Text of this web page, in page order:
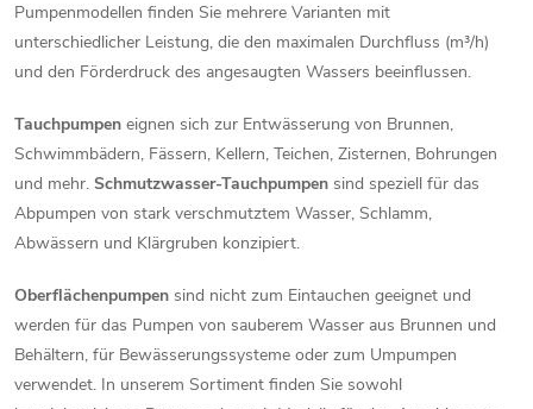
Pumpenmodellen finden Sie mehrere Varianten mit
unterschiedlicher Leistung, die den maximalen Durchfluss (m³/h)
und den Förderdruck des angesaugten Wassers beeinflussen.
Tauchpumpen eignen sich zur Entwässerung von Brunnen,
Schwimmbädern, Fässern, Kellern, Teichen, Zisternen, Bohrungen
und mehr. Schmutzwasser-Tauchpumpen sind speziell für das
Abpumpen von stark verschmutztem Wasser, Schlamm,
Abwässern und Klärgruben konzipiert.
Oberflächenpumpen sind nicht zum Eintauchen geeignet und
werden für das Pumpen von sauberem Wasser aus Brunnen und
Behältern, für Bewässerungssysteme oder zum Umpumpen
verwendet. In unserem Sortiment finden Sie sowohl